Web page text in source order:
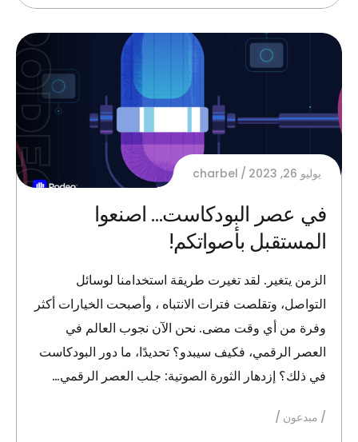
يوليو 26, 2023 charbel
في عصر البودكاست… اصنعوا
المستقبل بأصواتكم!
الزمن يتغير. لقد تغيرت طريقة استخدامنا لوسائل
التواصل، وتقلصت فترات الانتباه ، وأصبحت الخيارات أكثر
وفرة من أي وقت مضى. نحن الآن نجوب العالم في
العصر الرقمي، فكيف سيبدو؟ تحديدًا، ما دور البودكاست
في ذلك؟ إزدهار الثورة الصوتية: جلب العصر الرقمي…
مبدعون